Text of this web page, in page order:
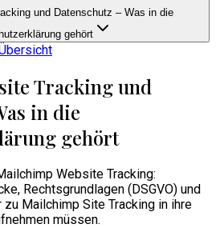
und Datenschutz – Was in die
gehört
Tracking und
in die
gehört
Website Tracking:
Rechtsgrundlagen (DSGVO) und
Mailchimp Site Tracking in ihre
müssen.